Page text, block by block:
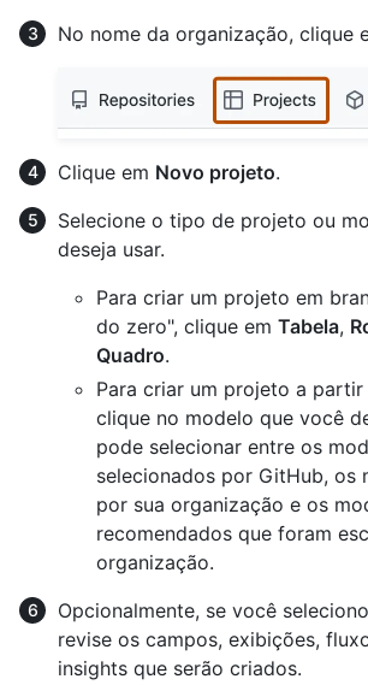
No nome da organização, clique
Clique em Novo projeto.
Selecione o tipo de projeto ou
deseja usar.
Para criar um projeto em
do zero", clique em Tabela,
Quadro.
Para criar um projeto a
clique no modelo que você
pode selecionar entre os
selecionados por GitHub, os
por sua organização e os
recomendados que foram
organização.
Opcionalmente, se você
revise os campos, exibições,
insights que serão criados.